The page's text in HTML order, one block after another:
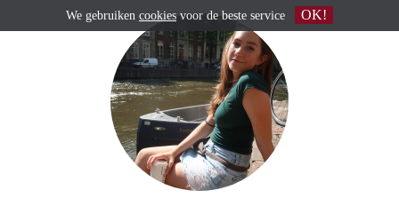
We gebruiken cookies voor de beste service OK!